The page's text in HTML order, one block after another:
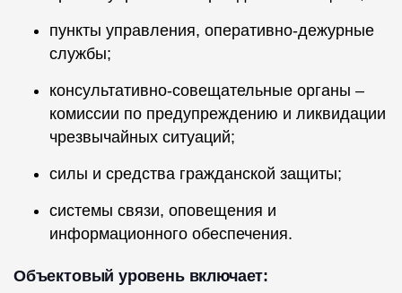
пункты управления, оперативно-дежурные
службы;
консультативно-совещательные органы –
комиссии по предупреждению и ликвидации
чрезвычайных ситуаций;
силы и средства гражданской защиты;
системы связи, оповещения и
информационного обеспечения.
Объектовый уровень включает: